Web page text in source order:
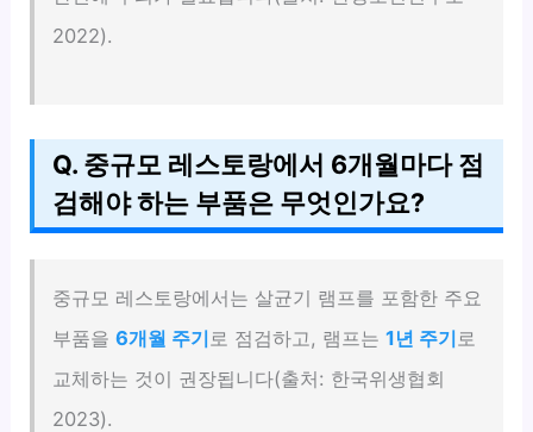
2022).
Q. 중규모 레스토랑에서 6개월마다 점
검해야 하는 부품은 무엇인가요?
중규모 레스토랑에서는 살균기 램프를 포함한 주요
부품을6개월 주기 로 점검하고, 램프는1년 주기 로
교체하는 것이 권장됩니다(출처: 한국위생협회
2023).